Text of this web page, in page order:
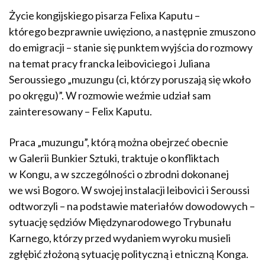
Życie kongijskiego pisarza Felixa Kaputu –
którego bezprawnie uwięziono, a następnie zmuszono
do emigracji – stanie się punktem wyjścia do rozmowy
na temat pracy francka leiboviciego i Juliana
Seroussiego „muzungu (ci, którzy poruszają się wkoło
po okręgu)”. W rozmowie weźmie udział sam
zainteresowany – Felix Kaputu.
Praca „muzungu”, którą można obejrzeć obecnie
w Galerii Bunkier Sztuki, traktuje o konfliktach
w Kongu, a w szczególności o zbrodni dokonanej
we wsi Bogoro. W swojej instalacji leibovici i Seroussi
odtworzyli – na podstawie materiałów dowodowych –
sytuację sędziów Międzynarodowego Trybunału
Karnego, którzy przed wydaniem wyroku musieli
zgłębić złożoną sytuację polityczną i etniczną Konga.